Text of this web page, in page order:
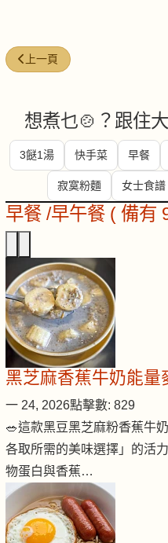
上一篇文章: 花生碎 (Crushed
上一頁
想煮乜🍲？跟住
3餸1湯 快手菜 早餐
寂寞粉麵 女士食譜
早餐 /早午餐 ( 備有
黑芝麻香蕉牛奶能量
一 24, 2026點擊數: 829
🥗這款黑豆黑芝麻粉香蕉牛
各取所需的美味選擇」的活
物蛋白與香蕉…